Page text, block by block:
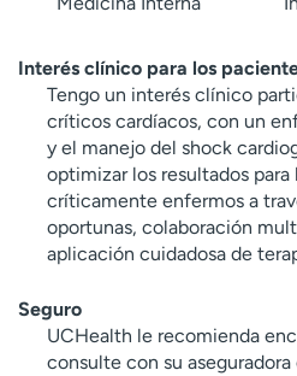
Interés clínico para los
Tengo un interés clínico
críticos cardíacos, con un
y el manejo del shock
optimizar los resultados
críticamente enfermos a
oportunas, colaboración
aplicación cuidadosa de
Seguro
UCHealth le recomienda
consulte con su aseguradora